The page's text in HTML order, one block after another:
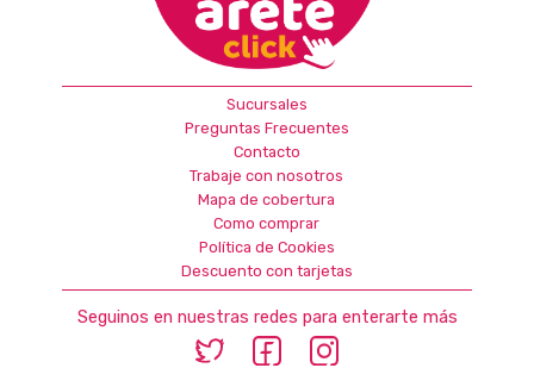
Sucursales
Preguntas Frecuentes
Contacto
Trabaje con nosotros
Mapa de cobertura
Como comprar
Política de Cookies
Descuento con tarjetas
Seguinos en nuestras redes para enterarte más